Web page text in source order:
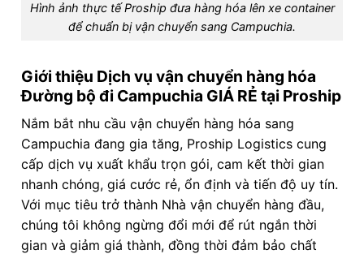
Hình ảnh thực tế Proship đưa hàng hóa lên xe container
để chuẩn bị vận chuyển sang Campuchia.
Giới thiệu Dịch vụ vận chuyển hàng hóa
Đường bộ đi Campuchia GIÁ RẺ tại Proship
Nắm bắt nhu cầu vận chuyển hàng hóa sang
Campuchia đang gia tăng, Proship Logistics cung
cấp dịch vụ xuất khẩu trọn gói, cam kết thời gian
nhanh chóng, giá cước rẻ, ổn định và tiến độ uy tín.
Với mục tiêu trở thành Nhà vận chuyển hàng đầu,
chúng tôi không ngừng đổi mới để rút ngắn thời
gian và giảm giá thành, đồng thời đảm bảo chất